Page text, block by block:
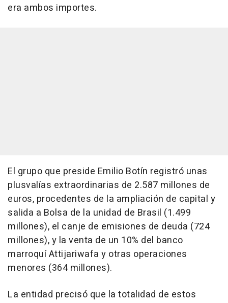
era ambos importes.
El grupo que preside Emilio Botín registró unas
plusvalías extraordinarias de 2.587 millones de
euros, procedentes de la ampliación de capital y
salida a Bolsa de la unidad de Brasil (1.499
millones), el canje de emisiones de deuda (724
millones), y la venta de un 10% del banco
marroquí Attijariwafa y otras operaciones
menores (364 millones).
La entidad precisó que la totalidad de estos